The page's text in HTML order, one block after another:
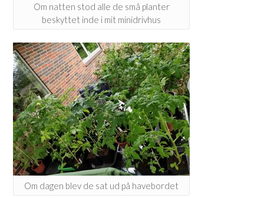
Om natten stod alle de små planter
beskyttet inde i mit minidrivhus
Om dagen blev de sat ud på havebordet